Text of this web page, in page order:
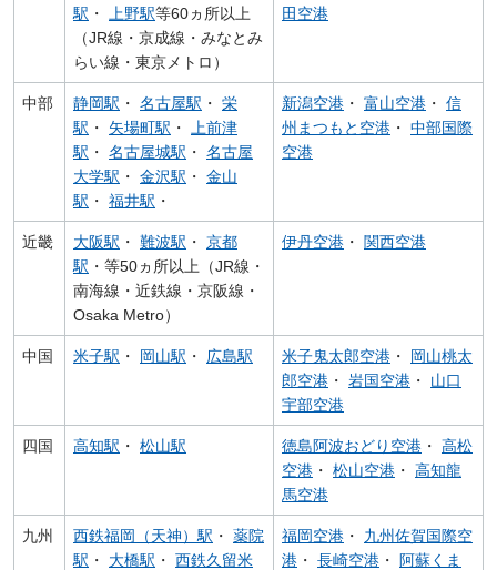
駅 ・ 上野駅等60ヵ所以上
（JR線・京成線・みなとみ
らい線・東京メトロ）
田空港
中部 静岡駅 ・ 名古屋駅 ・ 栄
駅 ・ 矢場町駅 ・
上前津
駅 ・ 名古屋城駅 ・ 名古屋
大学駅 ・ 金沢駅 ・ 金山
駅 ・ 福井駅 ・
新潟空港 ・ 富山空港 ・ 信
州まつもと空港 ・ 中部国際
空港
近畿 大阪駅 ・ 難波駅 ・ 京都
駅 ・等50ヵ所以上（JR線・
南海線・近鉄線・京阪線・
Osaka Metro）
伊丹空港 ・ 関西空港
中国 米子駅 ・ 岡山駅 ・ 広島駅 米子鬼太郎空港 ・ 岡山桃太
郎空港 ・ 岩国空港 ・ 山口
宇部空港
四国 高知駅 ・ 松山駅 徳島阿波おどり空港 ・ 高松
空港 ・ 松山空港 ・ 高知龍
馬空港
九州 西鉄福岡（天神）駅 ・ 薬院
駅 ・ 大橋駅 ・ 西鉄久留米
福岡空港 ・ 九州佐賀国際空
港 ・ 長崎空港 ・
阿蘇くま